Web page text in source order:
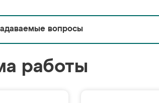
вопросы
работы